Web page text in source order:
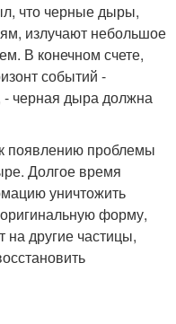
что черные дыры,
излучают небольшое
В конечном счете,
событий -
черная дыра должна
появлению проблемы
Долгое время
уничтожить
форму,
другие частицы,